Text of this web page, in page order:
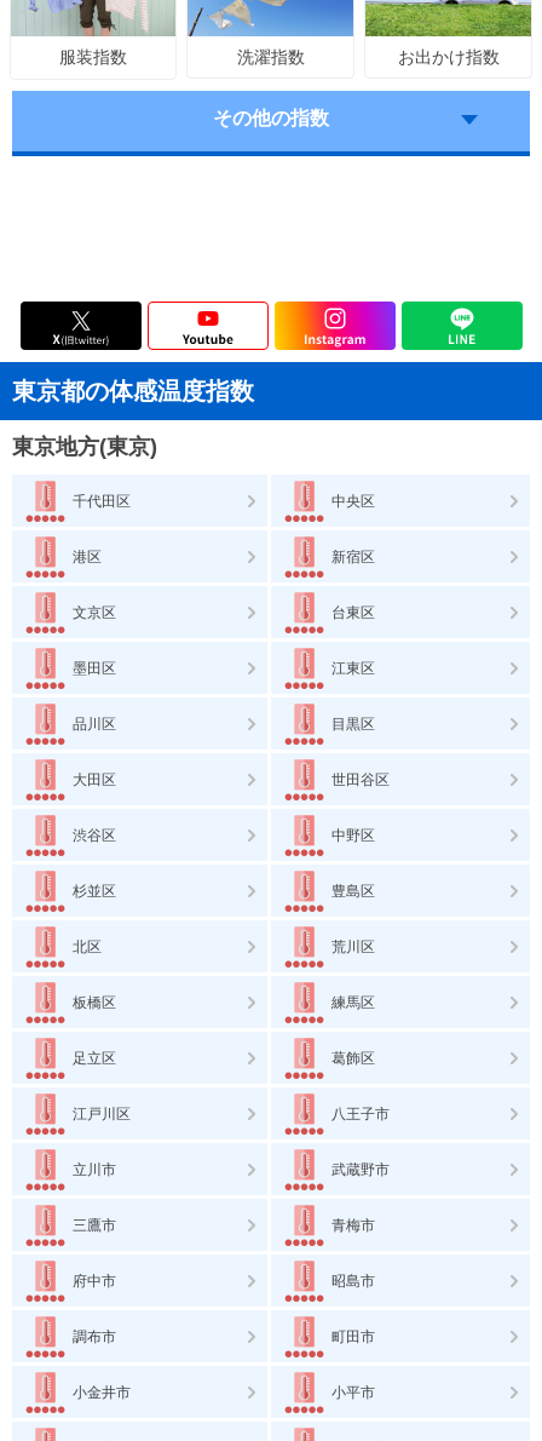
服装指数 洗濯指数 お出かけ指数
その他の指数
東京都の体感温度指数
東京地方(東京)
千代田区 中央区
港区 新宿区
文京区 台東区
墨田区 江東区
品川区 目黒区
大田区 世田谷区
渋谷区 中野区
杉並区 豊島区
北区 荒川区
板橋区 練馬区
足立区 葛飾区
江戸川区 八王子市
立川市 武蔵野市
三鷹市 青梅市
府中市 昭島市
調布市 町田市
小金井市 小平市